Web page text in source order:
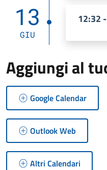
13
GIU
12:32
Aggiungi al
Google Calendar
Outlook Web
Altri Calendari